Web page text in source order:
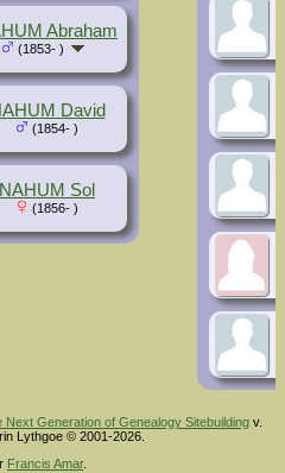
Abraham
(1853- )
David
(1854- )
NAHUM Sol
(1856- )
Next Generation of Genealogy Sitebuildingv.
Lythgoe © 2001-2026.
Francis Amar.